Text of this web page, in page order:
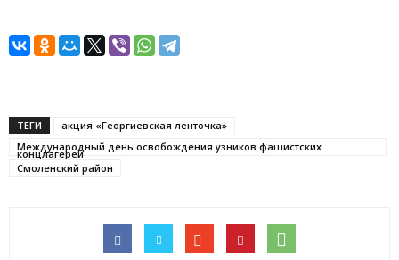
ТЕГИ
акция «Георгиевская ленточка»
Международный день освобождения узников фашистских
концлагерей
Смоленский район